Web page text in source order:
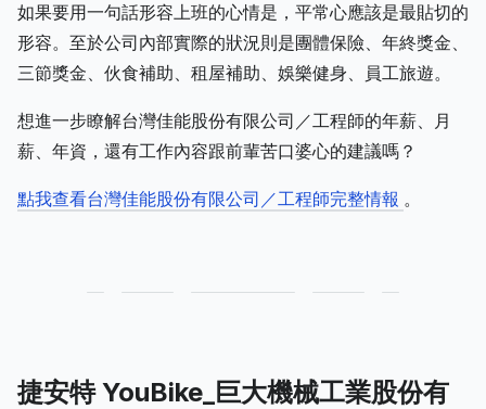
如果要用一句話形容上班的心情是，平常心應該是最貼切的
形容。至於公司內部實際的狀況則是團體保險、年終獎金、
三節獎金、伙食補助、租屋補助、娛樂健身、員工旅遊。
想進一步瞭解台灣佳能股份有限公司／工程師的年薪、月
薪、年資，還有工作內容跟前輩苦口婆心的建議嗎？
點我查看台灣佳能股份有限公司／工程師完整情報 。
捷安特 YouBike_巨大機械工業股份有